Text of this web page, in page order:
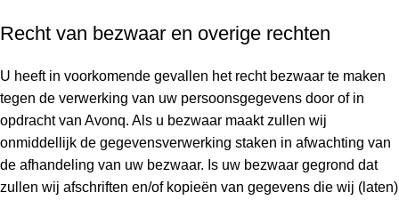
Recht van bezwaar en overige rechten
U heeft in voorkomende gevallen het recht bezwaar te maken
tegen de verwerking van uw persoonsgegevens door of in
opdracht van Avonq. Als u bezwaar maakt zullen wij
onmiddellijk de gegevensverwerking staken in afwachting van
de afhandeling van uw bezwaar. Is uw bezwaar gegrond dat
zullen wij afschriften en/of kopieën van gegevens die wij (laten)